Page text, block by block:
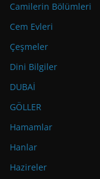
Camilerin Bölümleri
Cem Evleri
Çeşmeler
Dini Bilgiler
DUBAİ
GÖLLER
Hamamlar
Hanlar
Hazireler